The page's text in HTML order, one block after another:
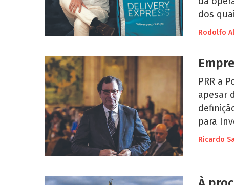
dos
Rodolfo
PRR a
apesar
para
Ricardo